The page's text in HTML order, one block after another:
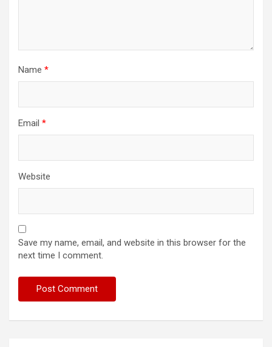
Name *
Email *
Website
Save my name, email, and website in this browser for the
next time I comment.